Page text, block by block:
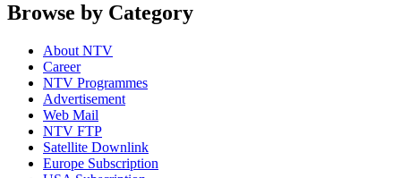
Browse by Category
About NTV
Career
NTV Programmes
Advertisement
Web Mail
NTV FTP
Satellite Downlink
Europe Subscription